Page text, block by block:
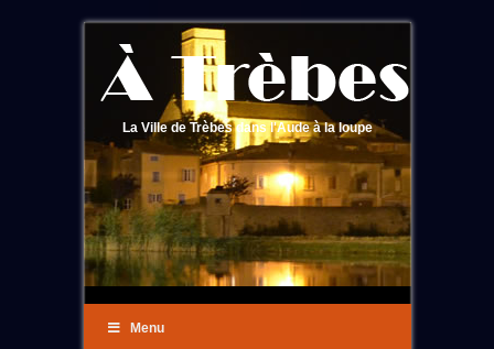
La Ville de Trèbes dans l'Aude à la loupe
Menu